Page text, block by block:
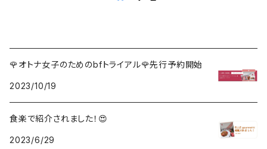
🌹オトナ女子のためのbfトライアル🌹先行予約開始
2023/10/19
食楽で紹介されました！😍
2023/6/29